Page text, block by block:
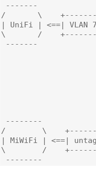
-------
/       \
| UniFi | <==| VLAN
\       /
-------
--------
/        \
| MiWiFi | <==|
\        /